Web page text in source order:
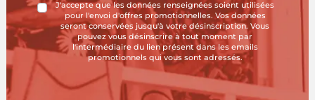
J'accepte que les données renseignées soient utilisées
pour l'envoi d'offres promotionnelles. Vos données
seront conservées jusqu'à votre désinscription. Vous
pouvez vous désinscrire à tout moment par
l'intermédiaire du lien présent dans les emails
promotionnels qui vous sont adressés.